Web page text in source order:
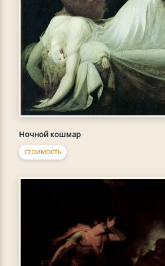
Ночной кошмар
СТОИМОСТЬ